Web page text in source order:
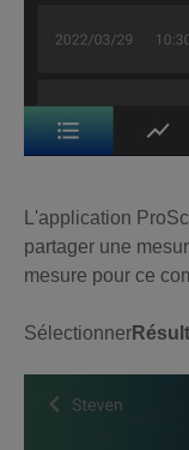
L'application
partager une
mesure pour ce
Sélectionner